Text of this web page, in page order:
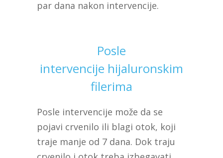
par dana nakon intervencije.
Posle
intervencije hijaluronskim
filerima
Posle intervencije može da se
pojavi crvenilo ili blagi otok, koji
traje manje od 7 dana. Dok traju